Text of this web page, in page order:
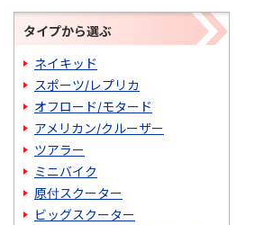
タイプから選ぶ
ネイキッド
スポーツ/レプリカ
オフロード/モタード
アメリカン/クルーザー
ツアラー
ミニバイク
原付スクーター
ビッグスクーター